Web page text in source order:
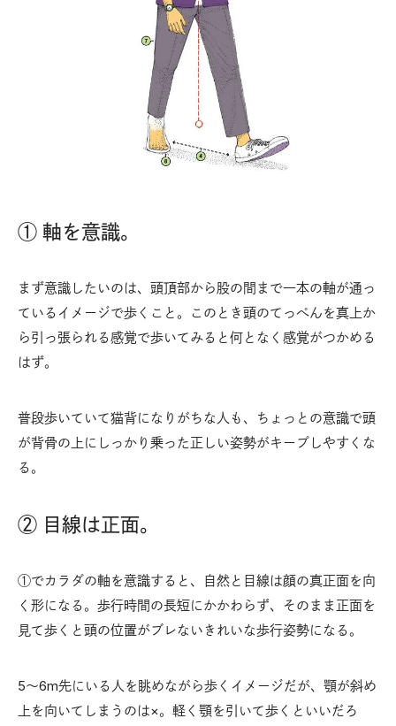
① 軸を意識。
まず意識したいのは、頭頂部から股の間まで一本の軸が通っ
ているイメージで歩くこと。このとき頭のてっぺんを真上か
ら引っ張られる感覚で歩いてみると何となく感覚がつかめる
はず。
普段歩いていて猫背になりがちな人も、ちょっとの意識で頭
が背骨の上にしっかり乗った正しい姿勢がキープしやすくな
る。
② 目線は正面。
①でカラダの軸を意識すると、自然と目線は顔の真正面を向
く形になる。歩行時間の長短にかかわらず、そのまま正面を
見て歩くと頭の位置がブレないきれいな歩行姿勢になる。
5～6m先にいる人を眺めながら歩くイメージだが、顎が斜め
上を向いてしまうのは×。軽く顎を引いて歩くといいだろ